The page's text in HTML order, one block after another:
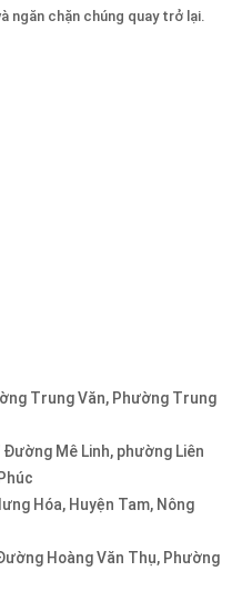
ngăn chặn chúng quay trở lại.
Trung Văn, Phường Trung
Đường Mê Linh, phường Liên
Hóa, Huyện Tam, Nông
Hoàng Văn Thụ, Phường